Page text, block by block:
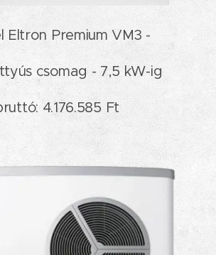
Eltron Premium VM3 -
csomag - 7,5 kW-ig
4.176.585 Ft